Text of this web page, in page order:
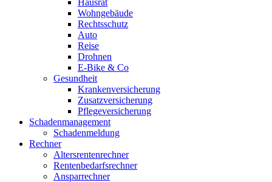
Hausrat
Wohngebäude
Rechtsschutz
Auto
Reise
Drohnen
E-Bike & Co
Gesundheit
Krankenversicherung
Zusatzversicherung
Pflegeversicherung
Schadenmanagement
Schadenmeldung
Rechner
Altersrentenrechner
Rentenbedarfsrechner
Ansparrechner